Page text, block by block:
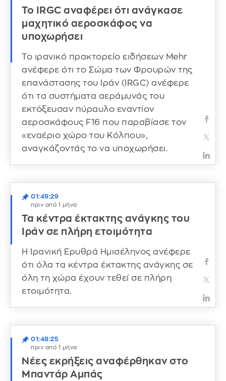
Το IRGC αναφέρει ότι ανάγκασε
μαχητικό αεροσκάφος να
υποχωρήσει
Το ιρανικό πρακτορείο ειδήσεων Mehr
ανέφερε ότι το Σώμα των Φρουρών της
επανάστασης του Ιράν (IRGC) ανέφερε
ότι τα συστήματα αεράμυνάς του
εκτόξευσαν πύραυλο εναντίον
αεροσκάφους F16 που παραβίασε τον
«εναέριο χώρο του Κόλπου»,
αναγκάζοντάς το να υποχωρήσει.
01:49:29
πριν από 1 μήνα
Τα κέντρα έκτακτης ανάγκης του
Ιράν σε πλήρη ετοιμότητα
Η Ιρανική Ερυθρά Ημισέληνος ανέφερε
ότι όλα τα κέντρα έκτακτης ανάγκης σε
όλη τη χώρα έχουν τεθεί σε πλήρη
ετοιμότητα.
01:48:25
πριν από 1 μήνα
Νέες εκρήξεις αναφέρθηκαν στο
Μπαντάρ Αμπάς